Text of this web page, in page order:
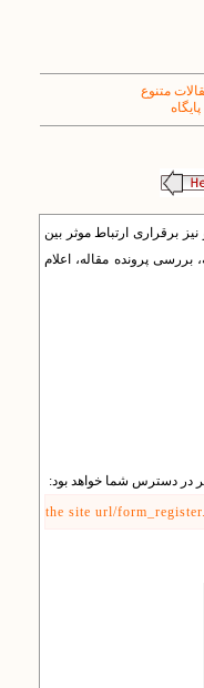
متنوع
برقراری ارتباط موثر بین
پرونده مقاله، اعلام
در دسترس شما خواهد بود:
the site url/